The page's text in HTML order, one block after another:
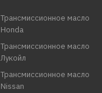
Трансмиссионное масло
Honda
Трансмиссионное масло
Лукойл
Трансмиссионное масло
Nissan